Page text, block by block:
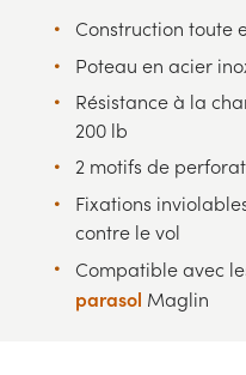
Construction toute
Poteau en acier
Résistance à la
200 lb
2 motifs de
Fixations
contre le vol
Compatible avec
parasol Maglin